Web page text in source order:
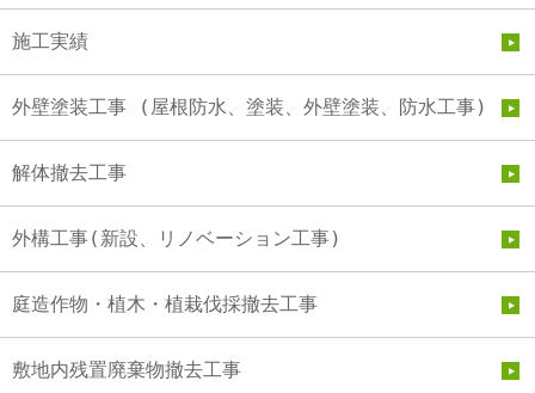
施工実績
外壁塗装工事 (屋根防水、塗装、外壁塗装、防水工事)
解体撤去工事
外構工事(新設、リノベーション工事)
庭造作物・植木・植栽伐採撤去工事
敷地内残置廃棄物撤去工事